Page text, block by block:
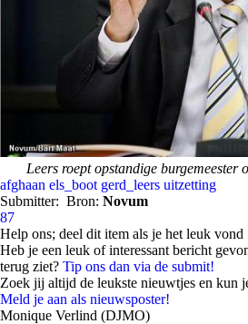
Leers roept opstandige burgemeester
afghaan els_boot gerd_leers uitzetting
Submitter: Bron: Novum
87
Help ons; deel dit item als je het leuk vond
Heb je een leuk of interessant bericht
terug ziet? Tip ons dan via de submit!
Zoek jij altijd de leukste nieuwtjes en kun
Meld je aan als nieuwsposter!
Monique Verlind (DJMO)